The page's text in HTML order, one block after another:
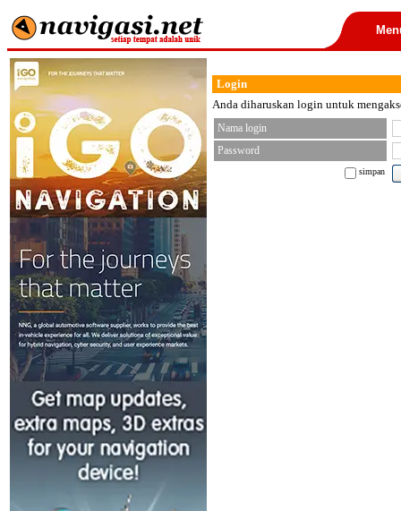
Login
Anda diharuskan login untuk
Nama login
Password
simpan